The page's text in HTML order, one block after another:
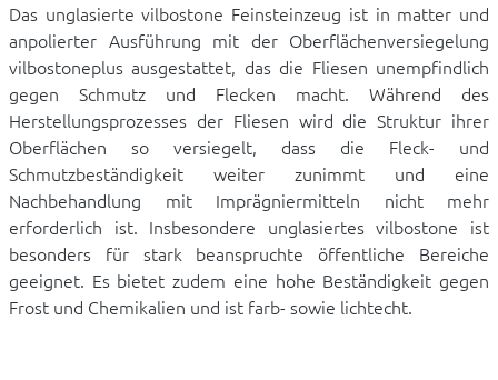
Das unglasierte vilbostone Feinsteinzeug ist in matter und
anpolierter Ausführung mit der Oberflächenversiegelung
vilbostoneplus ausgestattet, das die Fliesen unempfindlich
gegen Schmutz und Flecken macht. Während des
Herstellungsprozesses der Fliesen wird die Struktur ihrer
Oberflächen so versiegelt, dass die Fleck- und
Schmutzbeständigkeit weiter zunimmt und eine
Nachbehandlung mit Imprägniermitteln nicht mehr
erforderlich ist. Insbesondere unglasiertes vilbostone ist
besonders für stark beanspruchte öffentliche Bereiche
geeignet. Es bietet zudem eine hohe Beständigkeit gegen
Frost und Chemikalien und ist farb- sowie lichtecht.